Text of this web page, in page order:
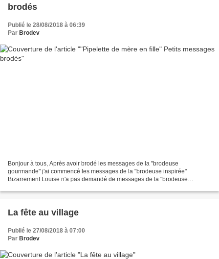
brodés
Publié le 28/08/2018 à 06:39
Par Brodev
Bonjour à tous, Après avoir brodé les messages de la "brodeuse
gourmande" j'ai commencé les messages de la "brodeuse inspirée"
Bizarrement Louise n'a pas demandé de messages de la "brodeuse
La fête au village
Publié le 27/08/2018 à 07:00
Par Brodev